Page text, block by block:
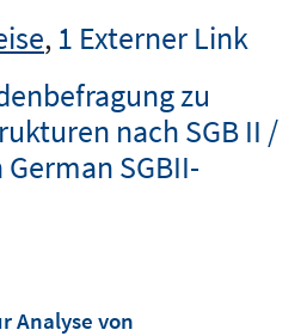
, 1 Externer Link
zu
nach SGB II /
SGBII-
Analyse von